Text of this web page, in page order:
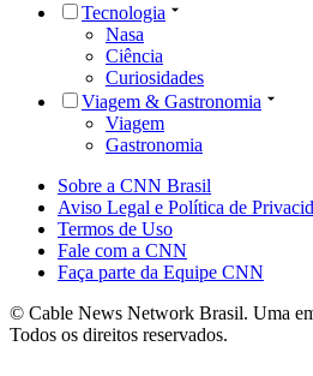
Tecnologia
Nasa
Ciência
Curiosidades
Viagem & Gastronomia
Viagem
Gastronomia
Sobre a CNN Brasil
Aviso Legal e Política de
Termos de Uso
Fale com a CNN
Faça parte da Equipe CNN
© Cable News Network Brasil. Uma
Todos os direitos reservados.